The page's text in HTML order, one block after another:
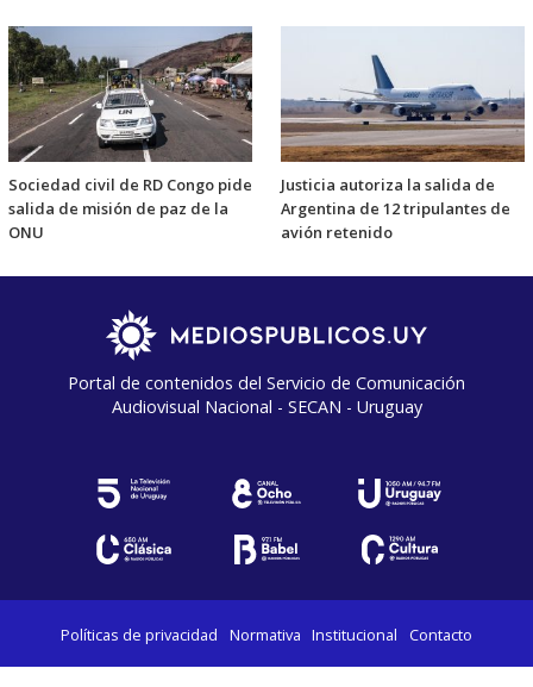
Sociedad civil de RD Congo pide
salida de misión de paz de la
ONU
Justicia autoriza la salida de
Argentina de 12 tripulantes de
avión retenido
Portal de contenidos del Servicio de Comunicación
Audiovisual Nacional - SECAN - Uruguay
Políticas de privacidad Normativa Institucional Contacto